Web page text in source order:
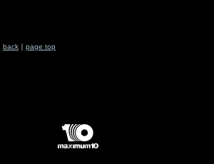
back ｜ page top